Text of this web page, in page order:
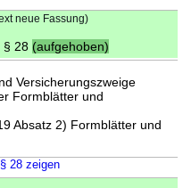
neue Fassung)
28 (aufgehoben)
Versicherungszweige
Formblätter und
Absatz 2) Formblätter und
28 zeigen